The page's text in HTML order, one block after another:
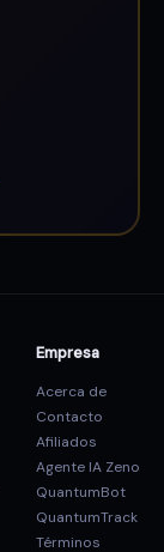
Empresa
Acerca de
Contacto
Afiliados
Agente IA Zeno
QuantumBot
QuantumTrack
Términos